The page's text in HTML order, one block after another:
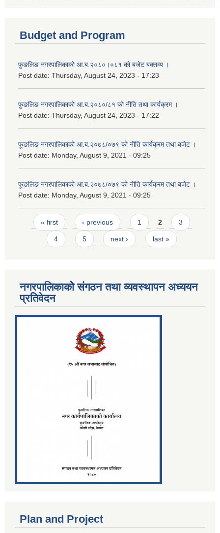
Budget and Program
फुङलिङ नगरपालिकाको आ.ब.२०८०।०८१ को बजेट बक्तव्य ।
Post date: Thursday, August 24, 2023 - 17:23
फुङलिङ नगरपालिकाको आ.ब.२०८०/८१ को नीति तथा कार्यक्रम ।
Post date: Thursday, August 24, 2023 - 17:22
फूङलिङ नगरपालिकाको आ.ब.२०७८/०७९ को नीति कार्यक्रम तथा बजेट ।
Post date: Monday, August 9, 2021 - 09:25
फूङलिङ नगरपालिकाको आ.ब.२०७८/०७९ को नीति कार्यक्रम तथा बजेट ।
Post date: Monday, August 9, 2021 - 09:25
Pages
« first ‹ previous 1 2 3
4 5 next › last »
नगरपालिकाको संगठन तथा व्यवस्थापन अध्ययन
प्रतिवेदन
Plan and Project